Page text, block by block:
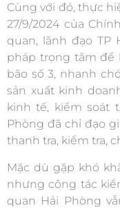
Cùng với đó, thực
27/9/2024 của
quan, lãnh đạo TP
pháp trọng tâm để
bão số 3, nhanh
sản xuất kinh
kinh tế, kiểm soát
Phòng đã chỉ đạo
thanh tra, kiểm tra,
Mặc dù gặp khó
nhưng công tác
quan Hải Phòng